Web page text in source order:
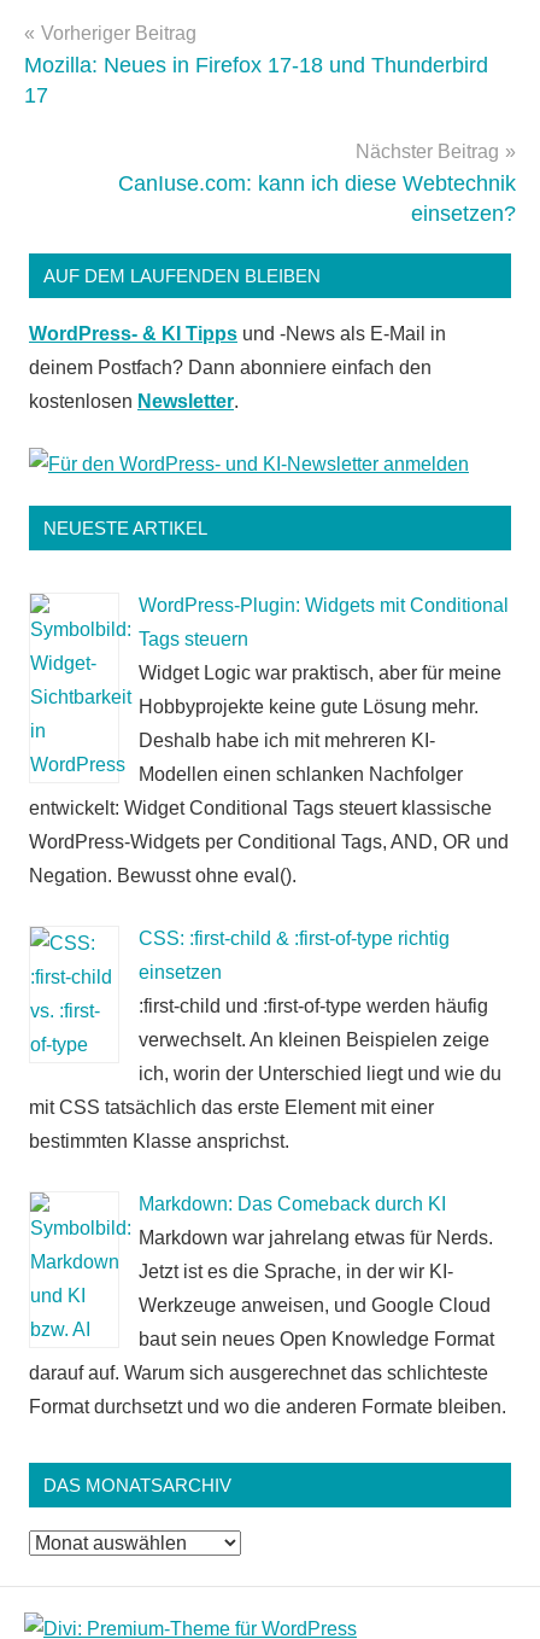
WordPress-
Tipps
Beitragsnavigation
Vorheriger Beitrag
Mozilla: Neues in Firefox 17-18 und Thunderbird
17
Nächster Beitrag
CanIuse.com: kann ich diese Webtechnik
einsetzen?
AUF DEM LAUFENDEN BLEIBEN
WordPress- & KI Tipps und -News als E-Mail in
deinem Postfach? Dann abonniere einfach den
kostenlosen Newsletter.
NEUESTE ARTIKEL
WordPress-Plugin: Widgets mit Conditional
Tags steuern
Widget Logic war praktisch, aber für meine
Hobbyprojekte keine gute Lösung mehr.
Deshalb habe ich mit mehreren KI-
Modellen einen schlanken Nachfolger
entwickelt: Widget Conditional Tags steuert klassische
WordPress-Widgets per Conditional Tags, AND, OR und
Negation. Bewusst ohne eval().
CSS: :first-child & :first-of-type richtig
einsetzen
:first-child und :first-of-type werden häufig
verwechselt. An kleinen Beispielen zeige
ich, worin der Unterschied liegt und wie du
mit CSS tatsächlich das erste Element mit einer
bestimmten Klasse ansprichst.
Markdown: Das Comeback durch KI
Markdown war jahrelang etwas für Nerds.
Jetzt ist es die Sprache, in der wir KI-
Werkzeuge anweisen, und Google Cloud
baut sein neues Open Knowledge Format
darauf auf. Warum sich ausgerechnet das schlichteste
Format durchsetzt und wo die anderen Formate bleiben.
DAS MONATSARCHIV
Das